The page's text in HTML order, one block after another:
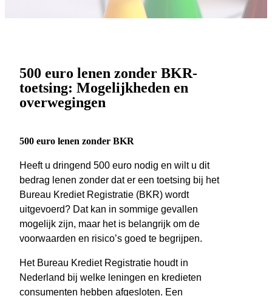
500 euro lenen zonder BKR-
toetsing: Mogelijkheden en
overwegingen
500 euro lenen zonder BKR
Heeft u dringend 500 euro nodig en wilt u dit
bedrag lenen zonder dat er een toetsing bij het
Bureau Krediet Registratie (BKR) wordt
uitgevoerd? Dat kan in sommige gevallen
mogelijk zijn, maar het is belangrijk om de
voorwaarden en risico’s goed te begrijpen.
Het Bureau Krediet Registratie houdt in
Nederland bij welke leningen en kredieten
consumenten hebben afgesloten. Een